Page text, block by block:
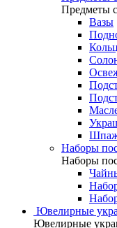
Предметы
Вазы
Наборы
Наборы
Ювелирные
Ювелирные